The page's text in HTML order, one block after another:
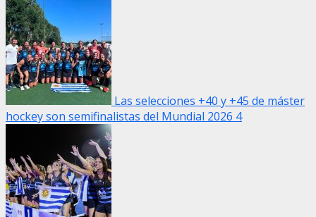
Las selecciones +40 y +45 de máster
hockey son semifinalistas del Mundial 2026 4